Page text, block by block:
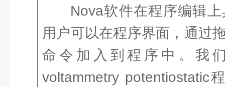
Nova软件在程序编辑
用户可以在程序界面，通过
命令加入到程序中。我
voltammetry potentiostatic